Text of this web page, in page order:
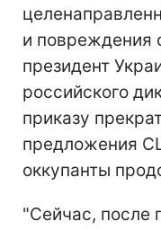
и повреждения
президент
российского
приказу
предложения
оккупанты
"Сейчас, после